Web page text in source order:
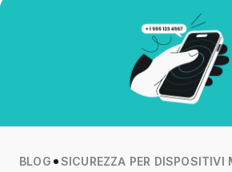
BLOG
SICUREZZA PER DISPOSITIVI